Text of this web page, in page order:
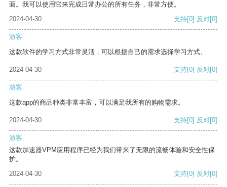
面。我可以使用它来完成日常办公的所有任务，非常方便。
2024-04-30
支持[0] 反对[0]
游客
这款软件的学习方式非常灵活，可以根据自己的需求选择学习方式。
2024-04-30 支持[0] 反对[0]
游客
这款app的商品种类非常丰富，可以满足我所有的购物需求。
2024-04-30 支持[0] 反对[0]
游客
这款加速器VPM应用程序已经为我们带来了无限的流畅体验和安全性保
护。
2024-04-30
支持[0] 反对[0]